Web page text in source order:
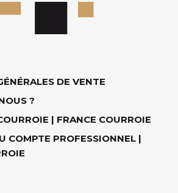
DE VENTE
?
| FRANCE COURROIE
COMPTE PROFESSIONNEL |